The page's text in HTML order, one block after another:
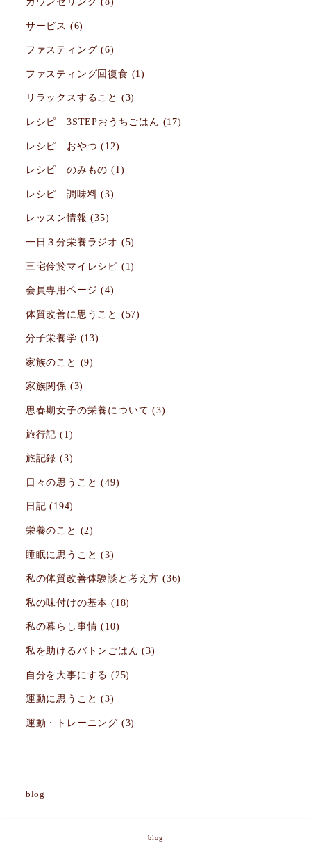
サービス (6)
ファスティング (6)
ファスティング回復食 (1)
リラックスすること (3)
レシピ 3STEPおうちごはん (17)
レシピ おやつ (12)
レシピ のみもの (1)
レシピ 調味料 (3)
レッスン情報 (35)
一日３分栄養ラジオ (5)
三宅伶於マイレシピ (1)
会員専用ページ (4)
体質改善に思うこと (57)
分子栄養学 (13)
家族のこと (9)
家族関係 (3)
思春期女子の栄養について (3)
旅行記 (1)
旅記録 (3)
日々の思うこと (49)
日記 (194)
栄養のこと (2)
睡眠に思うこと (3)
私の体質改善体験談と考え方 (36)
私の味付けの基本 (18)
私の暮らし事情 (10)
私を助けるバトンごはん (3)
自分を大事にする (25)
運動に思うこと (3)
運動・トレーニング (3)
blog
© Reiko Miyake All Rights Reserved.
blog